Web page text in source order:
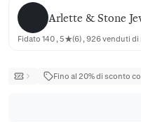
Arlette & Stone Jewelry
Arlette & Stone
Fidato 140 , 5★(6) , 926 venduti di
Fino al 20% di sconto